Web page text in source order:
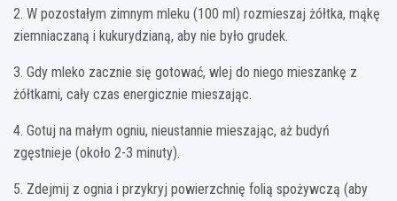
2. W pozostałym zimnym mleku (100 ml) rozmieszaj żółtka, mąkę
ziemniaczaną i kukurydzianą, aby nie było grudek.
3. Gdy mleko zacznie się gotować, wlej do niego mieszankę z
żółtkami, cały czas energicznie mieszając.
4. Gotuj na małym ogniu, nieustannie mieszając, aż budyń
zgęstnieje (około 2-3 minuty).
5. Zdejmij z ognia i przykryj powierzchnię folią spożywczą (aby